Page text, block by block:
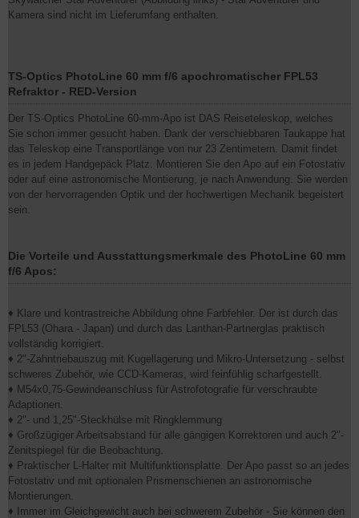
Kamera sind nicht im Lieferumfang enthalten.
TS-Optics PhotoLine 60 mm f/6 apochromatischer FPL53
Refraktor - RED-Version
Der TS-Optics PhotoLine 60-mm-Apo ist DAS Reiseteleskop, welches
Sie schon immer gesucht haben. Dank der verschiebbaren Taukappe hat
das Teleskop eine Transportlänge von nur 23 Zentimetern. Damit findet
es in jedem Handgepäck Platz. Montieren Sie den Apo auf ein Fotostativ
oder auf eine astronomische Montierung, je nach Anwendung. Sie werden
von der hervorragenden Optik und der hochwertigen Mechanik begeistert
sein.
Die Vorteile und Ausstattungsmerkmale des PhotoLine 60 mm
f/6 Apos:
♦ Klare und kontrastreiche Abbildung ohne Farbfehler. Der ist durch das
FPL53 (Ohara - Japan) und durch das Lanthan-Partnerglas praktisch
vollständig korrigiert.
♦ 2"-Zahntriebauszug mit Kugellagerung und Mikro-Untersetzung - selbst
schweres Zubehör, wie CCD-Kameras, wird feinfühlig scharfgestellt.
♦ M54x0,75-Gewindeanschluss für Astrofotografie für verschraubte
Adaptionen.
♦ 2"- und 1,25"-Steckhülse mit Ringklemmung
♦ Großzügiger Arbeitsabstand für alle gängigen Korrektoren und auch 2"-
Zenitspiegel für die Beobachtung.
♦ Praktischer L-Halter mit Multifunktionsplatte. Der Apo passt so an jedes
Fotostativ und mit optionalen Prismenschienen an astronomische
Montierungen.
♦ Immer im Gleichgewicht auch bei schwerem Zubehör - Sie können den